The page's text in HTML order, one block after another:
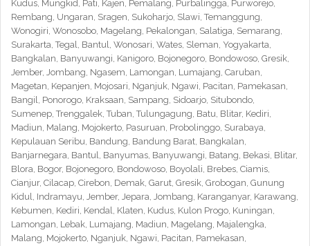
Kudus, Mungkid, Pati, Kajen, Pemalang, Purbalingga, Purworejo,
Rembang, Ungaran, Sragen, Sukoharjo, Slawi, Temanggung,
Wonogiri, Wonosobo, Magelang, Pekalongan, Salatiga, Semarang,
Surakarta, Tegal, Bantul, Wonosari, Wates, Sleman, Yogyakarta,
Bangkalan, Banyuwangi, Kanigoro, Bojonegoro, Bondowoso, Gresik,
Jember, Jombang, Ngasem, Lamongan, Lumajang, Caruban,
Magetan, Kepanjen, Mojosari, Nganjuk, Ngawi, Pacitan, Pamekasan,
Bangil, Ponorogo, Kraksaan, Sampang, Sidoarjo, Situbondo,
Sumenep, Trenggalek, Tuban, Tulungagung, Batu, Blitar, Kediri,
Madiun, Malang, Mojokerto, Pasuruan, Probolinggo, Surabaya,
Kepulauan Seribu, Bandung, Bandung Barat, Bangkalan,
Banjarnegara, Bantul, Banyumas, Banyuwangi, Batang, Bekasi, Blitar,
Blora, Bogor, Bojonegoro, Bondowoso, Boyolali, Brebes, Ciamis,
Cianjur, Cilacap, Cirebon, Demak, Garut, Gresik, Grobogan, Gunung
Kidul, Indramayu, Jember, Jepara, Jombang, Karanganyar, Karawang,
Kebumen, Kediri, Kendal, Klaten, Kudus, Kulon Progo, Kuningan,
Lamongan, Lebak, Lumajang, Madiun, Magelang, Majalengka,
Malang, Mojokerto, Nganjuk, Ngawi, Pacitan, Pamekasan,